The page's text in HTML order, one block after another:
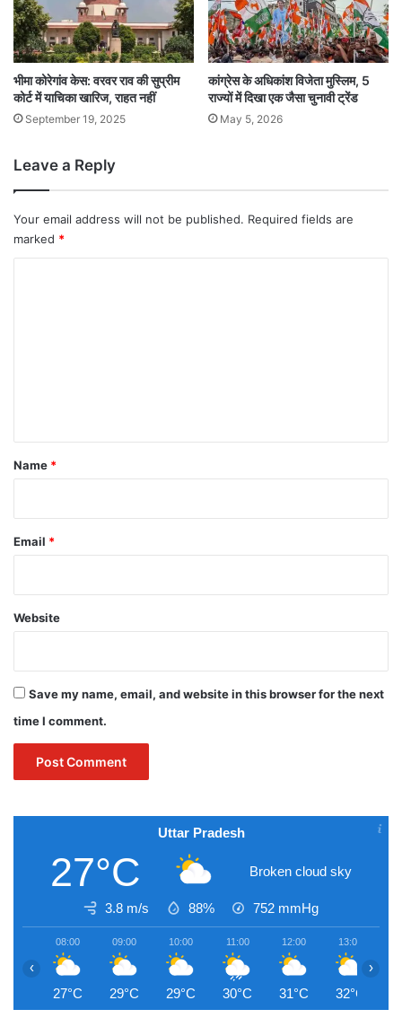
भीमा कोरेगांव केस: वरवर राव की सुप्रीम
कोर्ट में याचिका खारिज, राहत नहीं
September 19, 2025
कांग्रेस के अधिकांश विजेता मुस्लिम, 5
राज्यों में दिखा एक जैसा चुनावी ट्रेंड
May 5, 2026
Leave a Reply
Your email address will not be published. Required fields are
marked *
*
Name *
Email *
Website
Save my name, email, and website in this browser for the next
time I comment.
Uttar Pradesh
27°C Broken cloud sky
3.8 m/s 88% 752 mmHg
08:00
27°C
09:00
29°C
10:00
29°C
11:00
30°C
12:00
31°C
13:00
32°C
‹ ›